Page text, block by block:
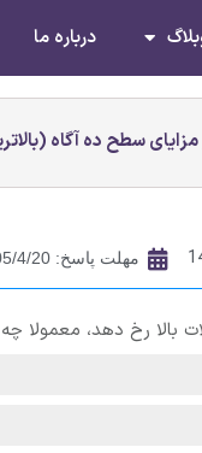
درباره ما
سطح ده آگاه
مهلت پاسخ: 1405/4/20 - تا ساعت 23:59
رخ دهد، معمولا